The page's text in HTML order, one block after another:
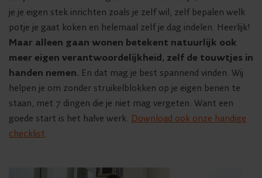
je je eigen stek inrichten zoals je zelf wil, zelf bepalen welk
potje je gaat koken en helemaal zelf je dag indelen. Heerlijk!
Maar alleen gaan wonen betekent natuurlijk ook
meer eigen verantwoordelijkheid, zelf de touwtjes in
handen nemen. En dat mag je best spannend vinden. Wij
helpen je om zonder struikelblokken op je eigen benen te
staan, met 7 dingen die je niet mag vergeten. Want een
goede start is het halve werk. Download ook onze handige
checklist.